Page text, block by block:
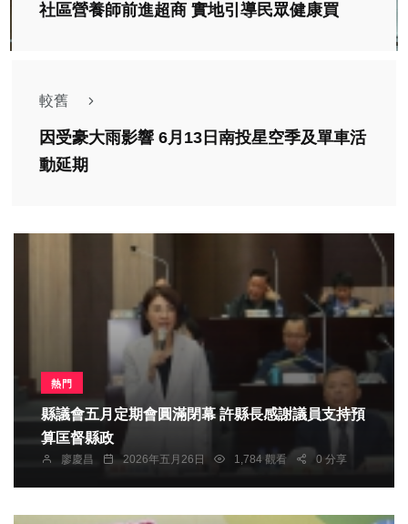
社區營養師前進超商 實地引導民眾健康買
較舊
因受豪大雨影響 6月13日南投星空季及單車活
動延期
熱門
縣議會五月定期會圓滿閉幕 許縣長感謝議員支持預
算匡督縣政
廖慶昌 2026年五月26日 1,784 觀看 0 分享